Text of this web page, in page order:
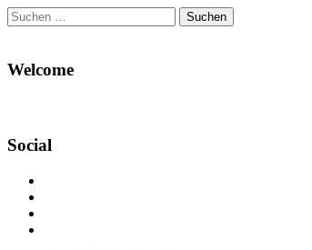
Suchen
nach:
Welcome
Social